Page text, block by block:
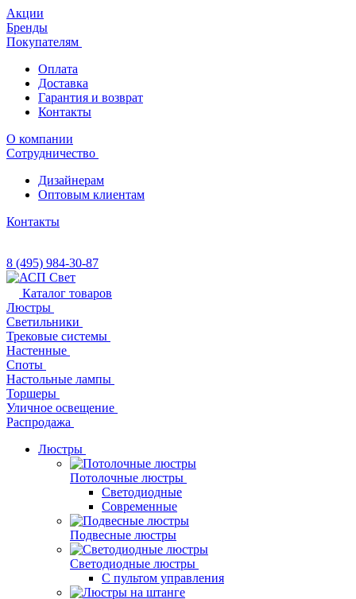
Акции
Бренды
Покупателям
Оплата
Доставка
Гарантия и возврат
Контакты
О компании
Сотрудничество
Дизайнерам
Оптовым клиентам
Контакты
8 (495) 984-30-87
Каталог товаров
Люстры
Светильники
Трековые системы
Настенные
Споты
Настольные лампы
Торшеры
Уличное освещение
Распродажа
Люстры
Потолочные люстры
Светодиодные
Современные
Подвесные люстры
Светодиодные люстры
С пультом управления